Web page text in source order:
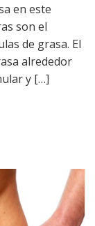
en este
son el
de grasa. El
alrededor
y […]